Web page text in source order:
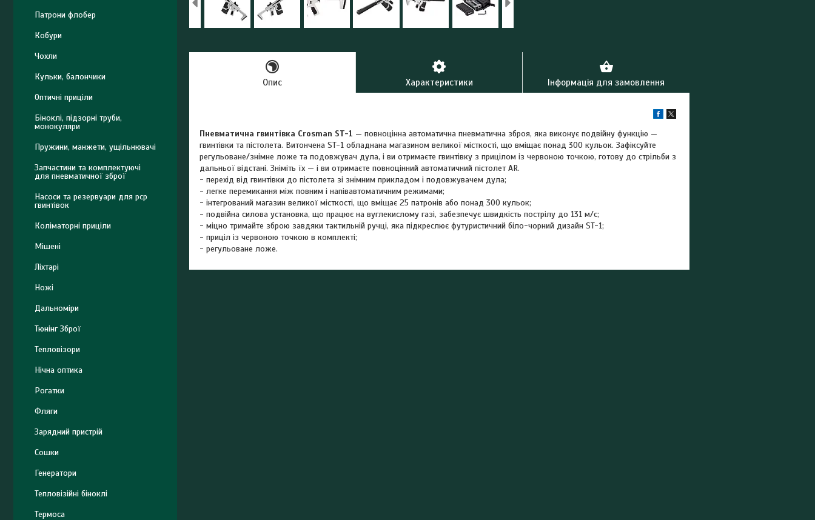
Опис Характеристики Інформація для замовлення
Пневматична гвинтівка Crosman ST-1 — повноцінна автоматична пневматична зброя, яка виконує подвійну функцію —
гвинтівки та пістолета. Витончена ST-1 обладнана магазином великої місткості, що вміщає понад 300 кульок. Зафіксуйте
регульоване/знімне ложе та подовжувач дула, і ви отримаєте гвинтівку з прицілом із червоною точкою, готову до стрільби з
дальньої відстані. Зніміть їх — і ви отримаєте повноцінний автоматичний пістолет AR.
- перехід від гвинтівки до пістолета зі знімним прикладом і подовжувачем дула;
- легке перемикання між повним і напівавтоматичним режимами;
- інтегрований магазин великої місткості, що вміщає 25 патронів або понад 300 кульок;
- подвійна силова установка, що працює на вуглекислому газі, забезпечує швидкість пострілу до 131 м/с;
- міцно тримайте зброю завдяки тактильній ручці, яка підкреслює футуристичний біло-чорний дизайн ST-1;
- приціл із червоною точкою в комплекті;
- регульоване ложе.
Патрони флобер
Кобури
Чохли
Кульки, балончики
Оптичні приціли
Біноклі, підзорні труби,
монокуляри
Пружини, манжети, ущільнювачі
Запчастини та комплектуючі
для пневматичної зброї
Насоси та резервуари для pcp
гвинтівок
Коліматорні приціли
Мішені
Ліхтарі
Ножі
Дальноміри
Тюнінг Зброї
Тепловізори
Нічна оптика
Рогатки
Фляги
Зарядний пристрій
Сошки
Генератори
Тепловізійні біноклі
Термоса